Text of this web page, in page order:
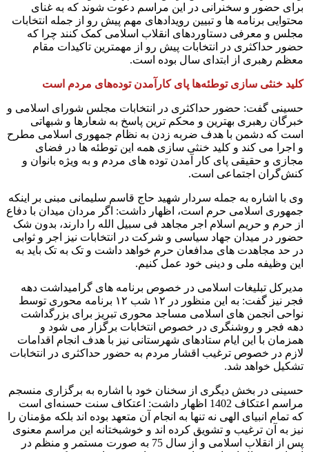
برای حضور و سخنرانی در این مراسم دعوت شوند که به غنای
محتوایی برنامه ها و تبیین رویدادهای مهم پیش رو از جمله انتخابات
مجلس و معرفی دستاوردهای انقلاب اسلامی کمک کنند چرا که
حضور حداکثری در انتخابات پیش رو از مهمترین تاکیدات مقام
معظم رهبری از ابتدای سال بوده است.
کلید خنثی سازی توطئه‌ها پای کارآمدن توده‌های مردم است
حسینی گفت: حضور حداکثری در انتخابات مجلس شورای اسلامی و
خبرگان رهبری بهترین و محکم ترین پاسخ به شعارها و شبهاتی
است که دشمن با هدف ضربه زدن به نظام جمهوری اسلامی مطرح
و اجرا می کند و کلید خنثی سازی همه این توطئه ها در فضای
مجازی و حقیقی پای کار آمدن توده های مردم و به ویژه بانوان و
کنش‌گران اجتماعی است.
وی با اشاره به جمله سردار شهید حاج قاسم سلیمانی مبنی بر اینکه
جمهوری اسلامی حرم است، اظهار داشت: اگر مردان میدان با دفاع
از حرم و حریم اسلام اجر مجاهد فی سبیل الله را دارند، بدون شک
حضور در میدان جهاد سیاسی و شرکت در انتخابات نیز اجر و ثوابی
در حد مجاهدت های مدافعان حرم خواهد داشت و تک به تک باید به
این وظیفه ملی و دینی خود عمل کنیم.
مدیرکل تبلیغات اسلامی در خصوص برنامه های گرامیداشت دهه
فجر نیز گفت: به این منظور در ۱۲ شب ۱۲ برنامه محوری توسط
نواحی انجمن های اسلامی مساجد محوری تبریز برای بزرگداشت
دهه فجر و روشنگری در خصوص انتخابات برگزار می شود و
همزمان با این ایام ستادهای شهرستانی نیز با هدف انجام اقدامات
لازم در خصوص ترغیب اقشار مردم به حضور حداکثری در انتخابات
تشکیل خواهد شد.
حسینی در بخش دیگری از سخنان خود با اشاره به برگزاری منسجم
مراسم اعتکاف 1402 اظهار داشت: اعتکاف سنت حسنه‌ای است
که تمام انبیای الهی نه تنها به انجام آن متعهد بوده اند بلکه مؤمنان را
نیز به آن ترغیب و تشویق کرده اند و خوشبختانه این مراسم معنوی
پس از انقلاب اسلامی و از سال 75 به صورت مستمر و منظم در